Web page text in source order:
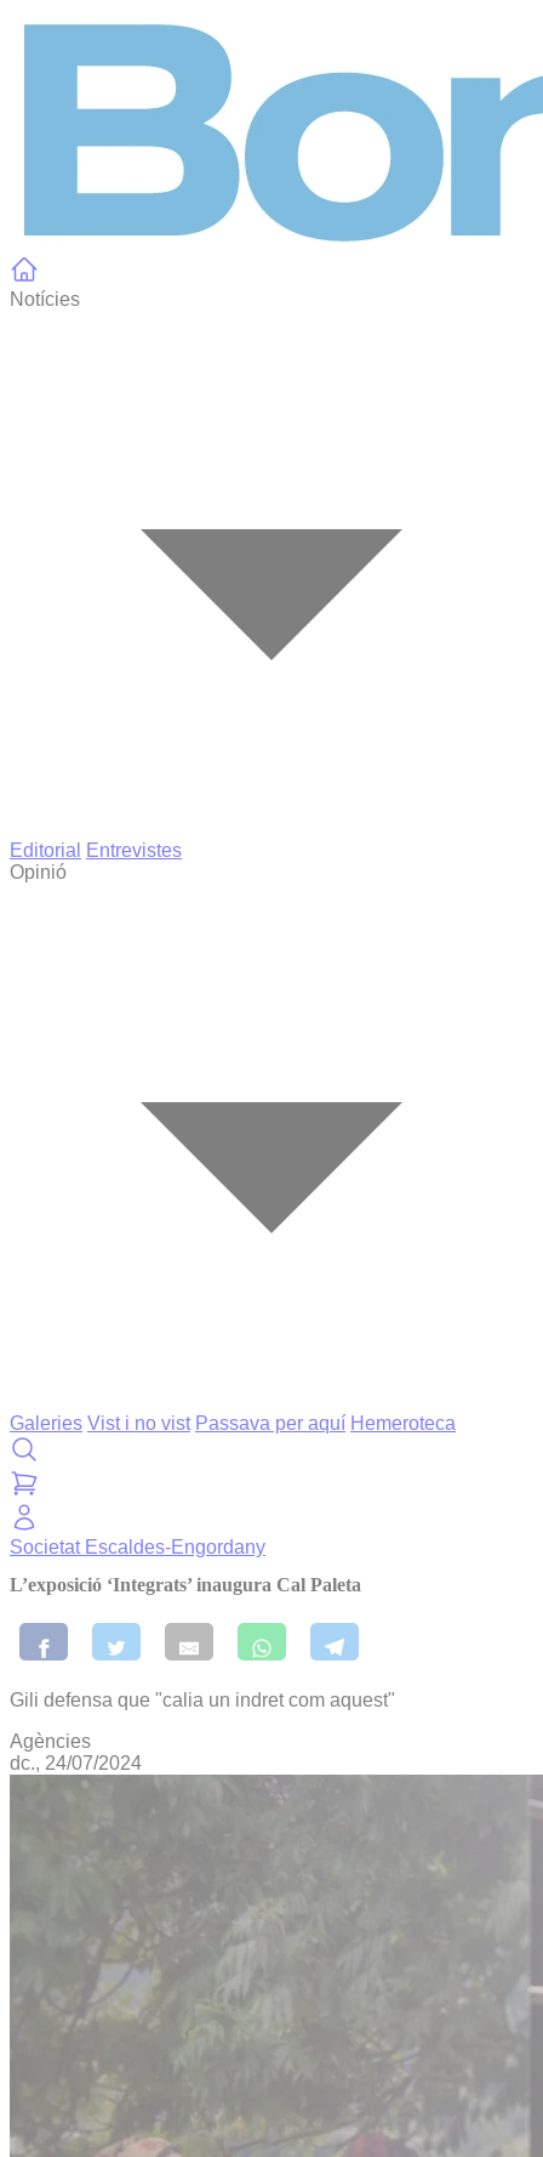
Notícies
Editorial
Entrevistes
Opinió
Galeries Vist i no vist Passava per aquí Hemeroteca
Societat Escaldes-Engordany
L’exposició ‘Integrats’ inaugura Cal Paleta
Gili defensa que "calia un indret com aquest"
Agències
dc., 24/07/2024